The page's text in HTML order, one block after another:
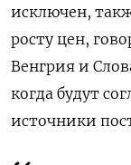
исключен,
росту цен,
Венгрия и
когда будут
источники